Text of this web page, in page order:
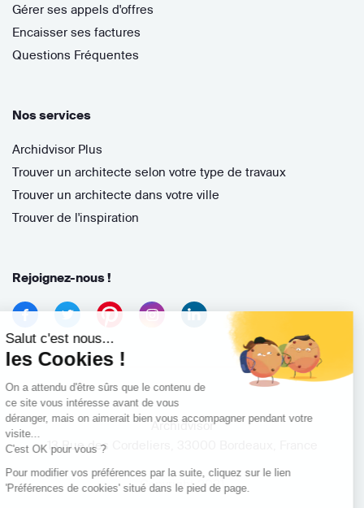
Salut c'est nous...
les Cookies !
On a attendu d'être sûrs que le contenu de
ce site vous intéresse avant de vous
déranger, mais on aimerait bien vous accompagner pendant votre
visite...
C'est OK pour vous ?
Pour modifier vos préférences par la suite, cliquez sur le lien
'Préférences de cookies' situé dans le pied de page.
Gérer ses appels d'offres
Encaisser ses factures
Questions Fréquentes
Nos services
Archidvisor Plus
Trouver un architecte selon votre type de travaux
Trouver un architecte dans votre ville
Trouver de l'inspiration
Rejoignez-nous !
Archidvisor
13 Rue des Cordeliers, 33000 Bordeaux, France
Copyright 2021